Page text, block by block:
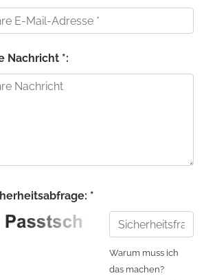
Nachricht *:
*
Warum muss ich
das machen?